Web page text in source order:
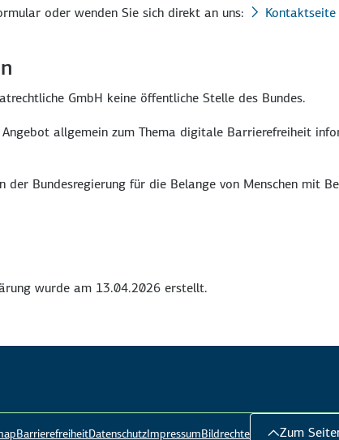
oder wenden Sie sich direkt an uns:
Kontaktseite
GmbH keine öffentliche Stelle des Bundes.
allgemein zum Thema digitale Barrierefreiheit
Bundesregierung für die Belange von Menschen mit
wurde am 13.04.2026 erstellt.
BarrierefreiheitDatenschutzImpressumBildrechte Zum